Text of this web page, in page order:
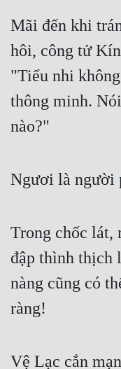
Mãi đến khi
hôi, công tử
"Tiểu nhi
thông minh.
nào?"
Ngươi là người
Trong chốc lát,
đập thình thịch
nàng cũng có
ràng!
Vệ Lạc cắn